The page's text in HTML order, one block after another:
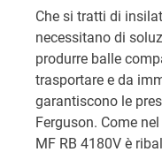
Che si tratti di
necessitano di
produrre balle
trasportare e da
garantiscono le
Ferguson. Come
MF RB 4180V è